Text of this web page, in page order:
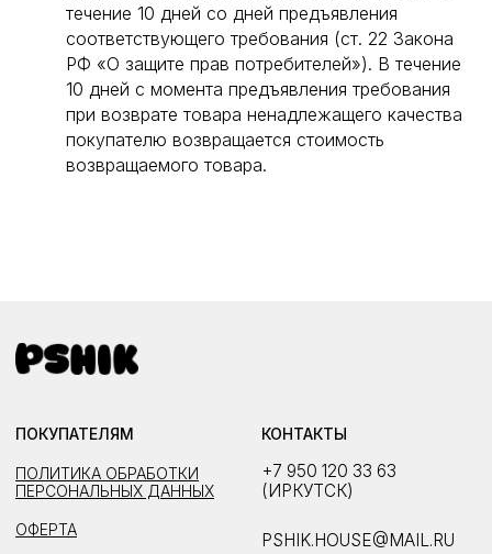
течение 10 дней со дней предъявления
соответствующего требования (ст. 22 Закона
РФ «О защите прав потребителей»). В течение
10 дней с момента предъявления требования
при возврате товара ненадлежащего качества
покупателю возвращается стоимость
возвращаемого товара.
PSHIK. ВСЕ ПРАВА ЗАЩИЩЕНЫ
ХМЕЛЬНИЦКОГО, Д.3
КЕМЕРОВО, УЛ. ВЕСЕННЯЯ 16
СОЗДАТЬ САЙТ